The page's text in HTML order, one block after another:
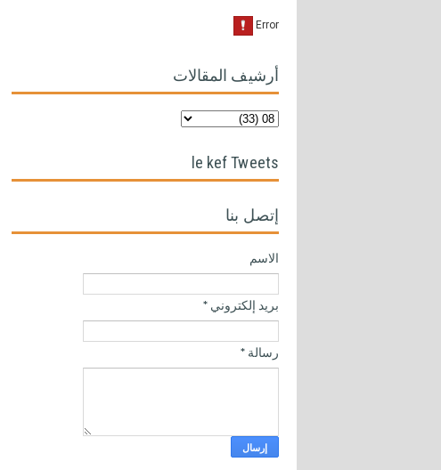
أرشيف المقالات
le kef Tweets
إتصل بنا
الاسم
بريد إلكتروني *
رسالة *